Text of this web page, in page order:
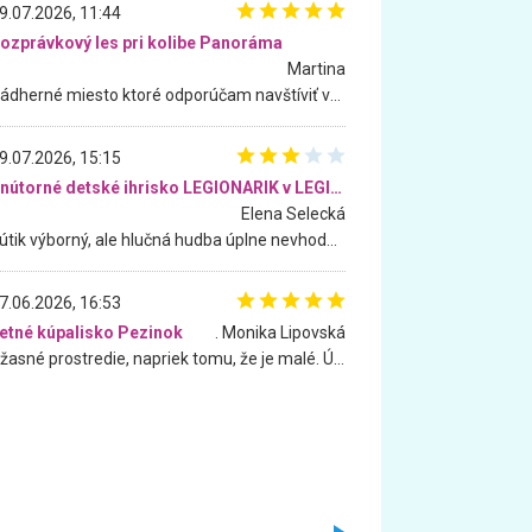
11:44
les pri kolibe Panoráma
Martina
15:15
Vnútorné detské ihrisko LEGIONARIK v LEGIA Fitness
Elena Selecká
16:53
kúpalisko Pezinok
. Monika Lipovská